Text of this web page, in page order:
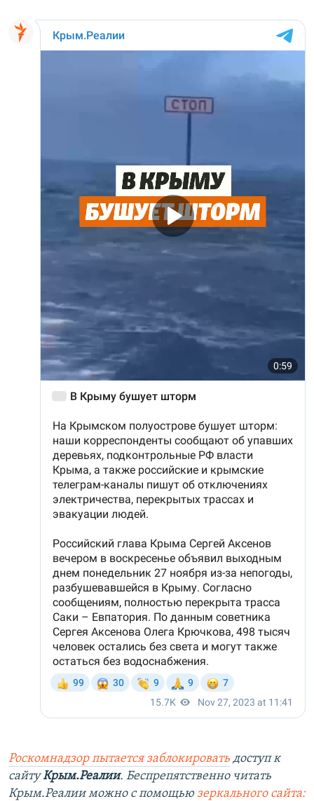
Роскомнадзор пытается заблокировать доступ к
сайтуКрым.Реалии. Беспрепятственно читать
Крым.Реалии можно с помощью зеркального сайта: